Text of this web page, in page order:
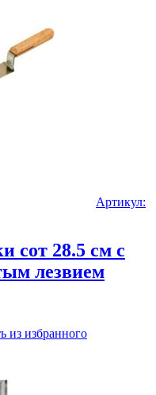
Артикул:
сот 28.5 см с
лезвием
из избранного